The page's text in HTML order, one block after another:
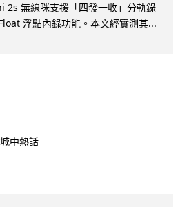
2s 無線咪支援「四發一收」分軌錄
浮點內錄功能。本文經實測其...
城中熱話